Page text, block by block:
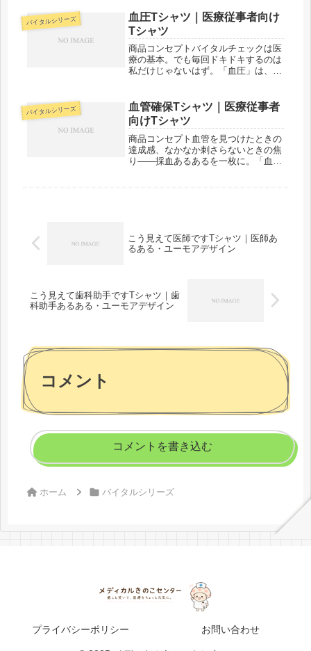
わずうなずいてしまいます。「メディ
カルきのこセンター」が手がけるこの
デ...
バイタルシリーズ
血圧Tシャツ｜医療従事者向け
Tシャツ
商品コンセプトバイタルチェックは医
療の基本。でも毎回ドキドキするのは
私だけじゃないはず。「血圧」は、バ
わずうなずいてしまいます。「メディ
カルきのこセンター」が手がけるこの
デ...
バイタルシリーズ
血管確保Tシャツ｜医療従事者
向けTシャツ
商品コンセプト血管を見つけたときの
達成感、なかなか刺さらないときの焦
り——採血あるあるを一枚に。「血管
こう見えて医師ですTシャツ｜医師あ
るある・ユーモアデザイン
こう見えて歯科助手ですTシャツ｜歯
科助手あるある・ユーモアデザイン
コメント
コメントを書き込む
ホーム バイタルシリーズ
プライバシーポリシー お問い合わせ